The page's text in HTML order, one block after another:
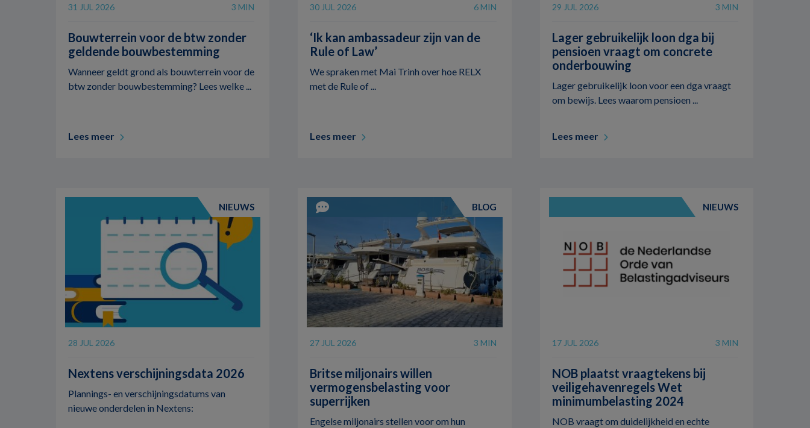
31 JUL 2026 3 MIN
Bouwterrein voor de btw zonder
geldende bouwbestemming
Wanneer geldt grond als bouwterrein voor de
btw zonder bouwbestemming? Lees welke ...
Lees meer
30 JUL 2026 6 MIN
‘Ik kan ambassadeur zijn van de
Rule of Law’
We spraken met Mai Trinh over hoe RELX
met de Rule of ...
Lees meer
29 JUL 2026 3 MIN
Lager gebruikelijk loon dga bij
pensioen vraagt om concrete
onderbouwing
Lager gebruikelijk loon voor een dga vraagt
om bewijs. Lees waarom pensioen ...
Lees meer
NIEUWS
28 JUL 2026
Nextens verschijningsdata 2026
Plannings- en verschijningsdatums van
nieuwe onderdelen in Nextens:
BLOG
27 JUL 2026 3 MIN
Britse miljonairs willen
vermogensbelasting voor
superrijken
Engelse miljonairs stellen voor om hun
NIEUWS
17 JUL 2026 3 MIN
NOB plaatst vraagtekens bij
veiligehavenregels Wet
minimumbelasting 2024
NOB vraagt om duidelijkheid en echte